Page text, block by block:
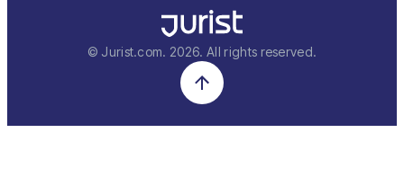
© Jurist.com. 2026. All rights reserved.